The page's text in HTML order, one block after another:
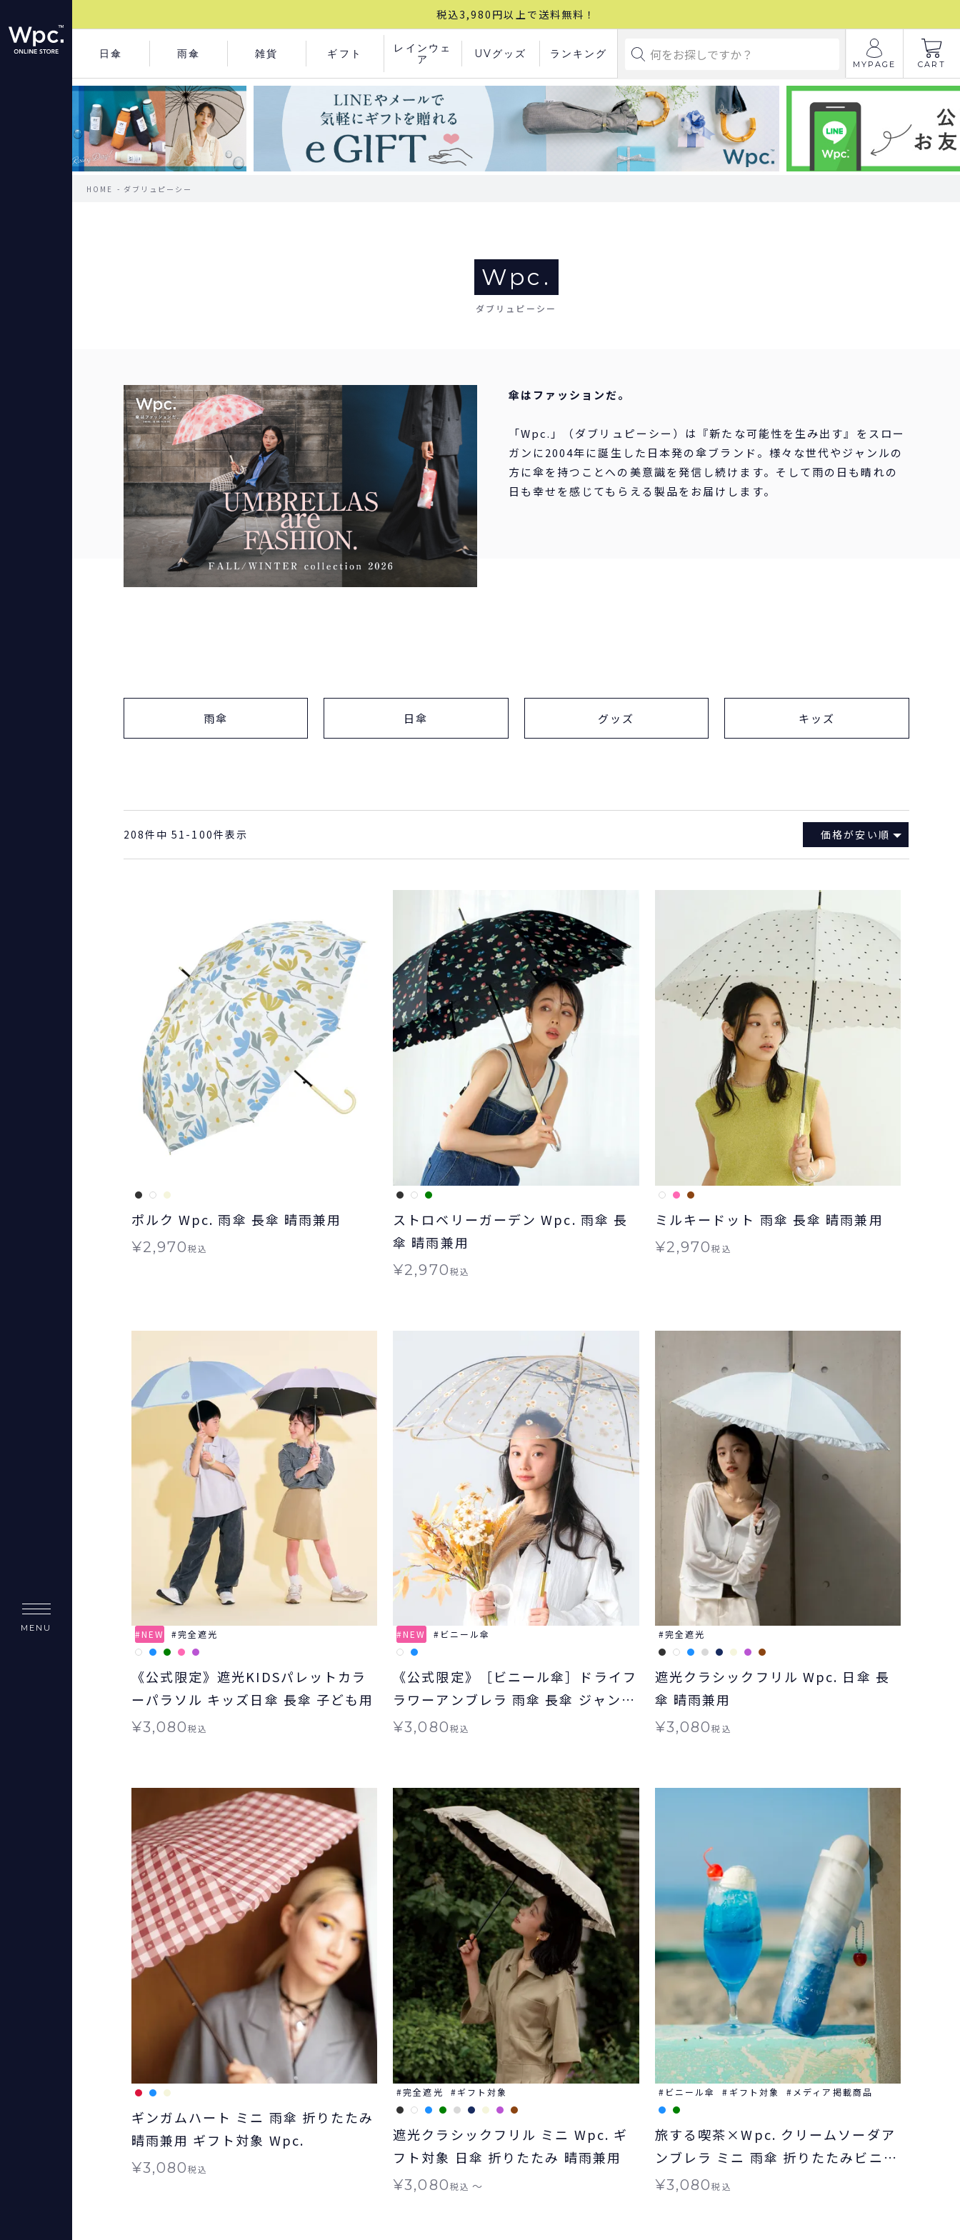
税込3,980円以上で送料無料！
日傘 雨傘 雑貨 ギフト
レインウェ
ア
UVグッズ ランキング
MYPAGE CART
HOME ダブリュピーシー
Wpc.
ダブリュピーシー
傘はファッションだ。
「Wpc.」（ダブリュピーシー）は『新たな可能性を生み出す』をスロー
ガンに2004年に誕生した日本発の傘ブランド。様々な世代やジャンルの
方に傘を持つことへの美意識を発信し続けます。そして雨の日も晴れの
日も幸せを感じてもらえる製品をお届けします。
雨傘 日傘 グッズ キッズ
価格が安い順
208件中 51 - 100件表示
ポルク Wpc. 雨傘 長傘 晴雨兼用
¥2,970税込
ストロベリーガーデン Wpc. 雨傘 長
傘 晴雨兼用
¥2,970税込
ミルキードット 雨傘 長傘 晴雨兼用
¥2,970税込
NEW 完全遮光
《公式限定》遮光KIDSパレットカラ
ーパラソル キッズ日傘 長傘 子ども用
¥3,080税込
NEW ビニール傘
《公式限定》［ビニール傘］ドライフ
ラワーアンブレラ 雨傘 長傘 ジャンプ
傘
¥3,080税込
完全遮光
遮光クラシックフリル Wpc. 日傘 長
傘 晴雨兼用
¥3,080税込
ギンガムハート ミニ 雨傘 折りたたみ
晴雨兼用 ギフト対象 Wpc.
¥3,080税込
完全遮光 ギフト対象
遮光クラシックフリル ミニ Wpc. ギ
フト対象 日傘 折りたたみ 晴雨兼用
¥3,080税込 〜
ビニール傘 ギフト対象 メディア掲載商品
旅する喫茶×Wpc. クリームソーダア
ンブレラ ミニ 雨傘 折りたたみビニー
ル傘 ギフト対象
¥3,080税込
MENU